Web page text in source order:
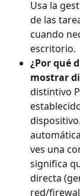
Usa la
de las
cuando
escritorio.
¿Por qué
mostrar
distintivo
ves una
significa
directa
red/